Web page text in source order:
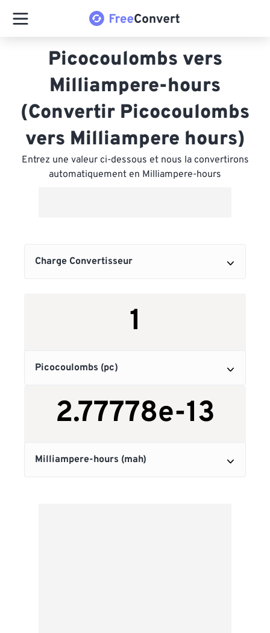
Picocoulombs vers
Milliampere-hours
(Convertir Picocoulombs
vers Milliampere hours)
Entrez une valeur ci-dessous et nous la convertirons
automatiquement en Milliampere-hours